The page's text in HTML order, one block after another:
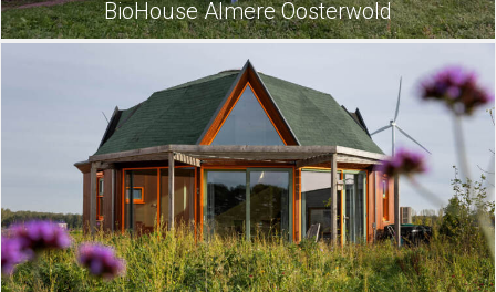
BioHouse Almere Oosterwold